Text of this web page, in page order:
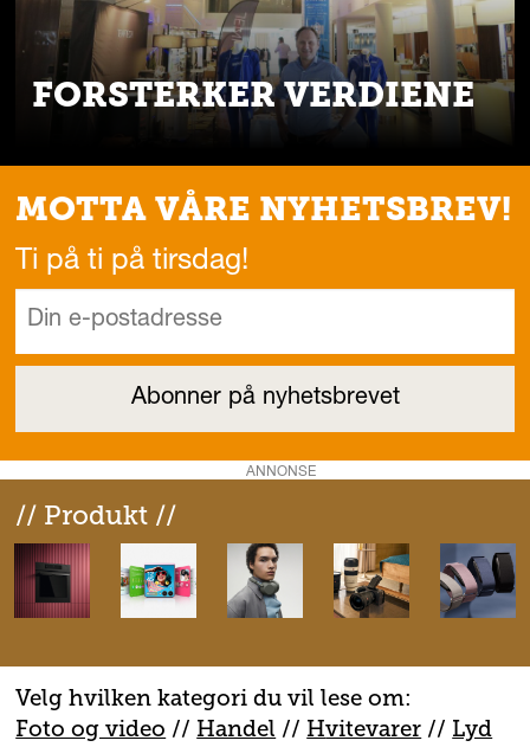
FORSTERKER VERDIENE
MOTTA VÅRE NYHETSBREV!
Ti på ti på tirsdag!
ANNONSE
// Produkt //
Velg hvilken kategori du vil lese om:
Foto og video // Handel // Hvitevarer // Lyd